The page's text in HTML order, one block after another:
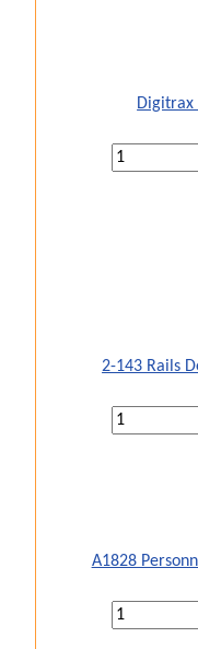
Digitrax
2-143 Rails
A1828